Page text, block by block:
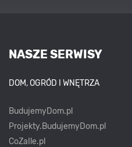
NASZE SERWISY
DOM, OGRÓD I WNĘTRZA
BudujemyDom.pl
Projekty.BudujemyDom.pl
CoZaIle.pl